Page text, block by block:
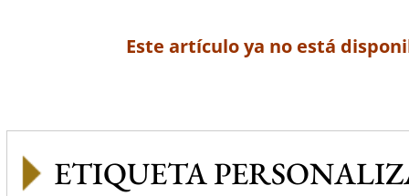
Este artículo ya no está
ETIQUETA